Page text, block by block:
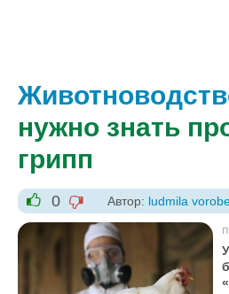
нужно знать
грипп
+1
0
-1
Автор: ludmila